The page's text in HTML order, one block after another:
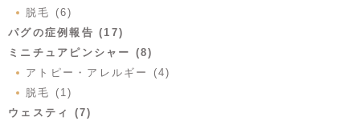
脱毛 (6)
パグの症例報告 (17)
ミニチュアピンシャー (8)
アトピー・アレルギー (4)
脱毛 (1)
ウェスティ (7)